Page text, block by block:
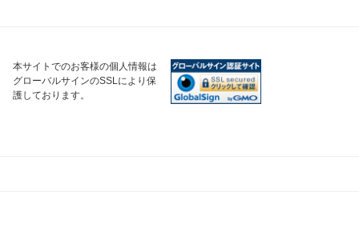
本サイトでのお客様の個人情報は
グローバルサインのSSLにより保
護しております。